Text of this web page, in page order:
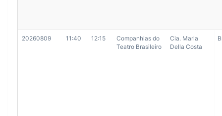
20260809 11:40 12:15
Companhias do
Teatro Brasileiro
Cia. Maria
Della Costa